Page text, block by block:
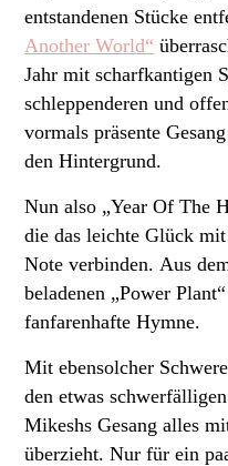
entstandenen Stücke
Another World“
Jahr mit scharfkantigen
schleppenderen und
vormals präsente
den Hintergrund.
Nun also „Year Of The
die das leichte Glück
Note verbinden. Aus
beladenen „Power
fanfarenhafte Hymne.
Mit ebensolcher
den etwas
Mikeshs Gesang alles
überzieht. Nur für ein